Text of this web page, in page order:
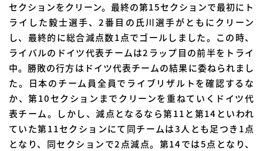
セクションをクリーン。最終の第15セクションで最初にト
ライした毅士選手、2番目の氏川選手がともにクリーン
し、最終的に総合減点数1点でゴールしました。この時、
ライバルのドイツ代表チームは2ラップ目の前半をトライ
中。勝敗の行方はドイツ代表チームの結果に委ねられまし
た。日本のチーム員全員でライブリザルトを確認するな
か、第10セクションまでクリーンを重ねていくドイツ代
表チーム。しかし、減点となるなら第11と第14といわれ
ていた第11セクションにて同チームは3人とも足つき1点
となり、同セクションで2点減点。第14では5点となり、